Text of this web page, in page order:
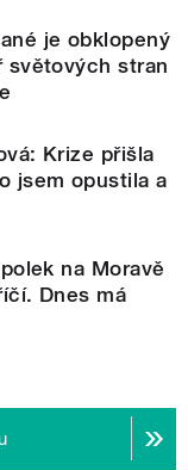
je obklopený
světových stran
Krize přišla
jsem opustila a
na Moravě
Dnes má